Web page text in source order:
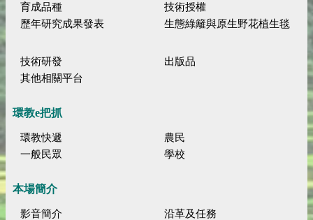
育成品種
技術授權
歷年研究成果發表
生態綠籬與原生野花植生毯
技術研發
出版品
其他相關平台
環教e把抓
環教快遞
農民
一般民眾
學校
本場簡介
影音簡介
沿革及任務